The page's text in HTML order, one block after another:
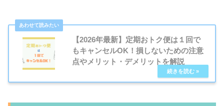
【2026年最新】定期おトク便は１回で
もキャンセルOK！損しないための注意
点やメリット・デメリットを解説